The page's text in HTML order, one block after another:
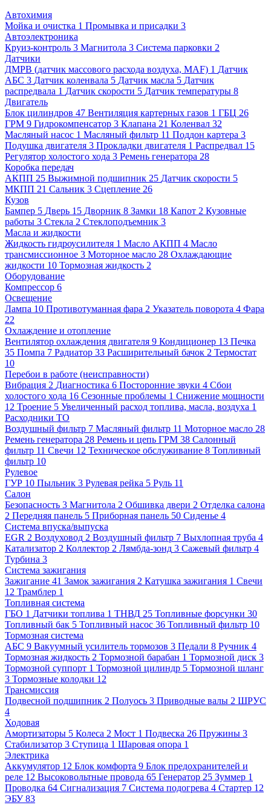
Автохимия
Мойка и очистка 1 Промывка и присадки 3
Автоэлектроника
Круиз-контроль 3 Магнитола 3 Система парковки 2
Датчики
ДМРВ (датчик массового расхода воздуха, MAF) 1 Датчик
АБС 3 Датчик коленвала 5 Датчик масла 5 Датчик
распредвала 1 Датчик скорости 5 Датчик температуры 8
Двигатель
Блок цилиндров 47 Вентиляция картерных газов 1 ГБЦ 26
ГРМ 9 Гидрокомпенсатор 3 Клапана 21 Коленвал 32
Масляный насос 1 Масляный фильтр 11 Поддон картера 3
Подушка двигателя 3 Прокладки двигателя 1 Распредвал 15
Регулятор холостого хода 3 Ремень генератора 28
Коробка передач
АКПП 25 Выжимной подшипник 25 Датчик скорости 5
МКПП 21 Сальник 3 Сцепление 26
Кузов
Бампер 5 Дверь 15 Дворник 8 Замки 18 Капот 2 Кузовные
работы 3 Стекла 2 Стеклоподъемник 3
Масла и жидкости
Жидкость гидроусилителя 1 Масло АКПП 4 Масло
трансмиссионное 3 Моторное масло 28 Охлаждающие
жидкости 10 Тормозная жидкость 2
Оборудование
Компрессор 6
Освещение
Лампа 10 Противотуманная фара 2 Указатель поворота 4 Фара
22
Охлаждение и отопление
Вентилятор охлаждения двигателя 9 Кондиционер 13 Печка
35 Помпа 7 Радиатор 33 Расширительный бачок 2 Термостат
10
Перебои в работе (неисправности)
Вибрация 2 Диагностика 6 Посторонние звуки 4 Сбои
холостого хода 16 Сезонные проблемы 1 Снижение мощности
12 Троение 5 Увеличенный расход топлива, масла, воздуха 1
Расходники ТО
Воздушный фильтр 7 Масляный фильтр 11 Моторное масло 28
Ремень генератора 28 Ремень и цепь ГРМ 38 Салонный
фильтр 11 Свечи 12 Техническое обслуживание 8 Топливный
фильтр 10
Рулевое
ГУР 10 Пыльник 3 Рулевая рейка 5 Руль 11
Салон
Безопасность 3 Магнитола 2 Обшивка двери 2 Отделка салона
2 Передняя панель 5 Приборная панель 50 Сиденье 4
Система впуска/выпуска
EGR 2 Воздуховод 2 Воздушный фильтр 7 Выхлопная труба 4
Катализатор 2 Коллектор 2 Лямбда-зонд 3 Сажевый фильтр 4
Турбина 3
Система зажигания
Зажигание 41 Замок зажигания 2 Катушка зажигания 1 Свечи
12 Трамблер 1
Топливная система
ГБО 1 Датчики топлива 1 ТНВД 25 Топливные форсунки 30
Топливный бак 5 Топливный насос 36 Топливный фильтр 10
Тормозная система
АБС 9 Вакуумный усилитель тормозов 3 Педали 8 Ручник 4
Тормозная жидкость 2 Тормозной барабан 1 Тормозной диск 3
Тормозной суппорт 1 Тормозной цилиндр 5 Тормозной шланг
3 Тормозные колодки 12
Трансмиссия
Подвесной подшипник 2 Полуось 3 Приводные валы 2 ШРУС
4
Ходовая
Амортизаторы 5 Колеса 2 Мост 1 Подвеска 26 Пружины 3
Стабилизатор 3 Ступица 1 Шаровая опора 1
Электрика
Аккумулятор 12 Блок комфорта 9 Блок предохранителей и
реле 12 Высоковольтные провода 65 Генератор 25 Зуммер 1
Проводка 64 Сигнализация 7 Система подогрева 4 Стартер 12
ЭБУ 83